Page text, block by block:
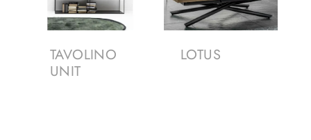
TAVOLINO
UNIT
LOTUS